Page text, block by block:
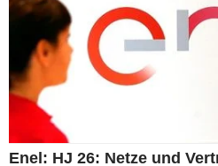
Enel: HJ 26: Netze und